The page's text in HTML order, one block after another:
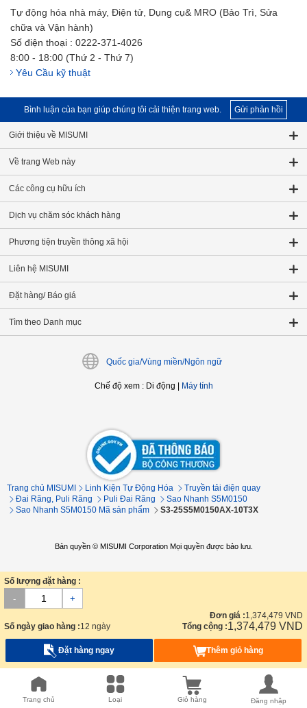
Tự động hóa nhà máy, Điện tử, Dụng cụ& MRO (Bảo Trì, Sửa
chữa và Vận hành)
Số điện thoại : 0222-371-4026
8:00 - 18:00 (Thứ 2 - Thứ 7)
Yêu Cầu kỹ thuật
Bình luận của bạn giúp chúng tôi cải thiện trang web. Gửi phản hồi
Giới thiệu về MISUMI
Về trang Web này
Các công cụ hữu ích
Dịch vụ chăm sóc khách hàng
Phương tiện truyền thông xã hội
Liên hệ MISUMI
Đặt hàng/ Báo giá
Tìm theo Danh mục
Quốc gia/Vùng miền/Ngôn ngữ
Chế độ xem: Di động Máy tính
Trang chủ MISUMI Linh Kiện Tự Động Hóa
Truyền tải điện quay
Đai Răng, Puli Răng
Puli Đai Răng
Sao Nhanh S5M0150
Sao Nhanh S5M0150 Mã sản phẩm
S3-25S5M0150AX-10T3X
Bản quyền © MISUMI Corporation Mọi quyền được bảo lưu.
Số lượng đặt hàng :
- +
Số ngày giao hàng :12 ngày
Đơn giá :1,374,479 VND
Tổng cộng :1,374,479 VND
Đặt hàng ngay Thêm giỏ hàng
Trang chủ Loại Giỏ hàng Đăng nhập